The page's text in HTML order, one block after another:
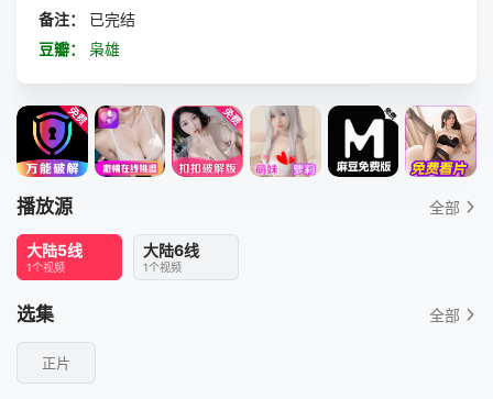
备注：
已完结
豆瓣：
枭雄
播放源 全部
大陆5线
1个视频
大陆6线
1个视频
选集 全部
正片